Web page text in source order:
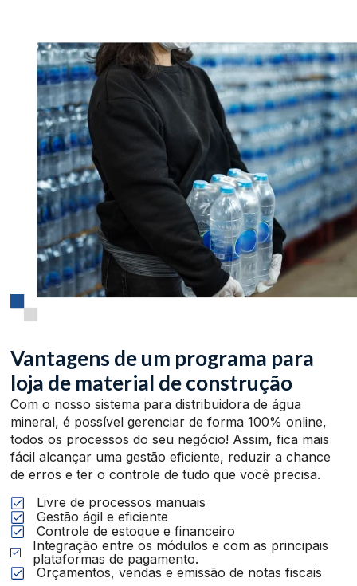
Vantagens de um programa para
loja de material de construção
Com o nosso sistema para distribuidora de água
mineral, é possível gerenciar de forma 100% online,
todos os processos do seu negócio! Assim, fica mais
fácil alcançar uma gestão eficiente, reduzir a chance
de erros e ter o controle de tudo que você precisa.
Livre de processos manuais
Gestão ágil e eficiente
Controle de estoque e financeiro
Integração entre os módulos e com as principais
plataformas de pagamento.
Orçamentos, vendas e emissão de notas fiscais